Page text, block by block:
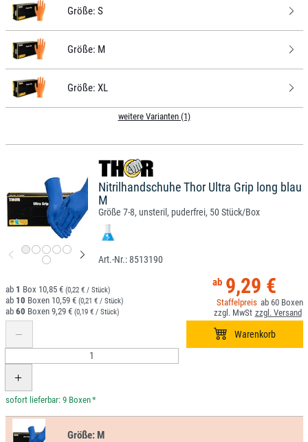
Größe: S
Größe: M
Größe: XL
weitere Varianten (1)
Nitrilhandschuhe Thor Ultra Grip long blau
M
Größe 7-8, unsteril, puderfrei, 50 Stück/Box
8513190
9,29 €
60
1 10,85 € (0,22 € / Stück)
10 10,59 € (0,21 € / Stück)
60 9,29 € (0,19 € / Stück)
*
Größe:M